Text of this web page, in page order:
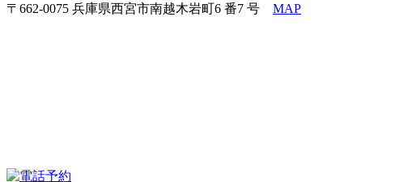
〒662-0075 兵庫県西宮市南越木岩町6 番7 号 MAP